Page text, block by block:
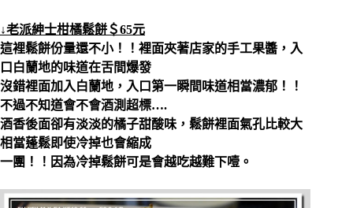
↓老派紳士柑橘鬆餅＄65元
這裡鬆餅份量還不小！！裡面夾著店家的手工果醬，入
口白蘭地的味道在舌間爆發
沒錯裡面加入白蘭地，入口第一瞬間味道相當濃郁！！
不過不知道會不會酒測超標….
酒香後面卻有淡淡的橘子甜酸味，鬆餅裡面氣孔比較大
相當蓬鬆即使冷掉也會縮成
一團！！因為冷掉鬆餅可是會越吃越難下噎。